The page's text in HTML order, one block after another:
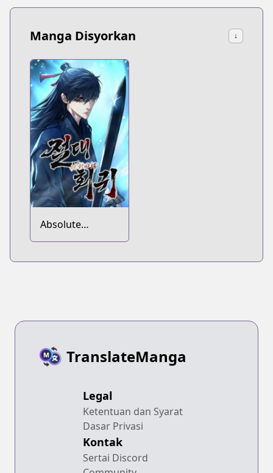
Manga Disyorkan ↓
Absolute
Regression
TranslateManga
Legal
Ketentuan dan Syarat
Dasar Privasi
Kontak
Sertai Discord